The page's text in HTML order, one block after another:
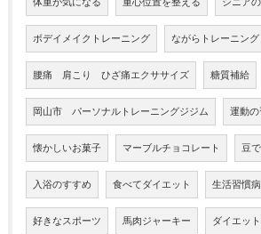
ボデイメイクトレーニング ながらトレーニング
腰痛 肩こり ひざ痛エクササイズ 糖質補給
岡山市 パーソナルトレーニングジジム 運動
懐かしいお菓子 マーブルチョコレート 豆
入浴のすすめ 食べてダイエット 生活習慣
好きなスポーツ 馬肉ジャーキー ダイエッ